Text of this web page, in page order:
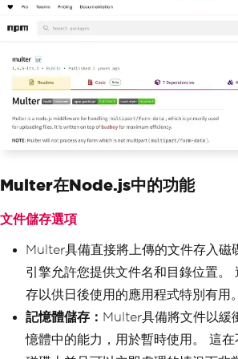
Multer在Node.js中的功能
文件儲存選項
Multer具備直接將上傳的文件存入磁
引擎允許您提供文件名和目錄位置。
存以供日後使用的應用程式特別有用。
記憶體儲存： Multer具備將文件以緩
憶體中的能力，用於暫時使用。 這